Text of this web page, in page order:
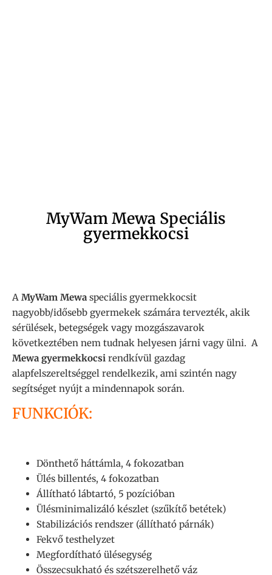
MyWam Mewa Speciális
gyermekkocsi
A MyWam Mewa speciális gyermekkocsit
nagyobb/idősebb gyermekek számára tervezték, akik
sérülések, betegségek vagy mozgászavarok
következtében nem tudnak helyesen járni vagy ülni. A
Mewa gyermekkocsi rendkívül gazdag
alapfelszereltséggel rendelkezik, ami szintén nagy
segítséget nyújt a mindennapok során.
FUNKCIÓK:
Dönthető háttámla, 4 fokozatban
Ülés billentés, 4 fokozatban
Állítható lábtartó, 5 pozícióban
Ülésminimalizáló készlet (szűkítő betétek)
Stabilizációs rendszer (állítható párnák)
Fekvő testhelyzet
Megfordítható ülésegység
Összecsukható és szétszerelhető váz